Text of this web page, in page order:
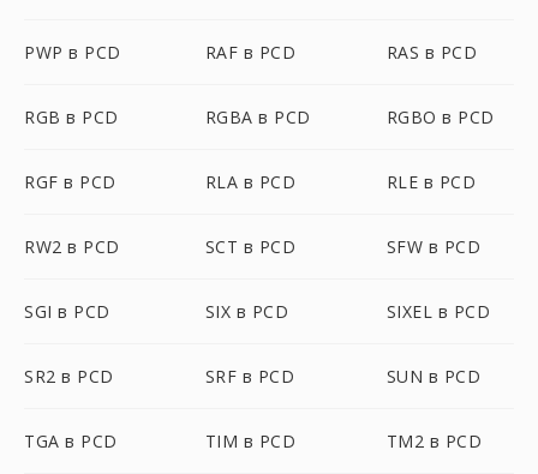
PWP в PCD RAF в PCD RAS в PCD
RGB в PCD RGBA в PCD RGBO в PCD
RGF в PCD RLA в PCD RLE в PCD
RW2 в PCD SCT в PCD SFW в PCD
SGI в PCD SIX в PCD SIXEL в PCD
SR2 в PCD SRF в PCD SUN в PCD
TGA в PCD TIM в PCD TM2 в PCD